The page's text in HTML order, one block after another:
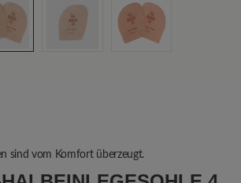
sind vom Komfort überzeugt.